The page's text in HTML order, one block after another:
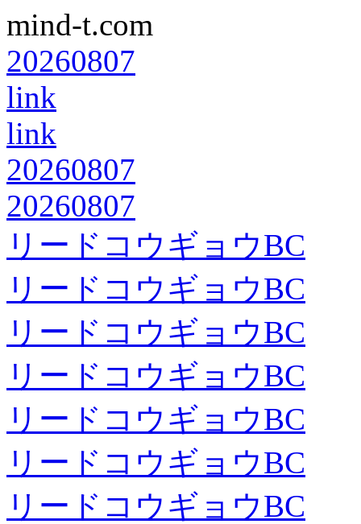
mind-t.com
20260807
link
link
20260807
20260807
リードコウギョウBC
リードコウギョウBC
リードコウギョウBC
リードコウギョウBC
リードコウギョウBC
リードコウギョウBC
リードコウギョウBC